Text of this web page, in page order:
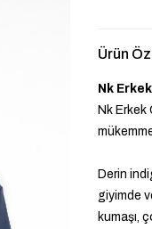
Ürün
Nk
Nk Erkek
Derin
giyimde
kumaşı,